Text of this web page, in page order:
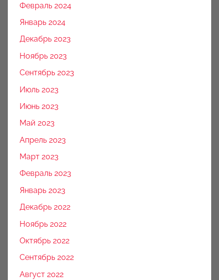
Февраль 2024
Январь 2024
Декабрь 2023
Ноябрь 2023
Сентябрь 2023
Июль 2023
Июнь 2023
Май 2023
Апрель 2023
Март 2023
Февраль 2023
Январь 2023
Декабрь 2022
Ноябрь 2022
Октябрь 2022
Сентябрь 2022
Август 2022